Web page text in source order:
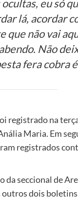
eu só
lá, acordar
que não vai
Não
fera cobra
registrado na
Maria. Em
registrados
seccional de
dois